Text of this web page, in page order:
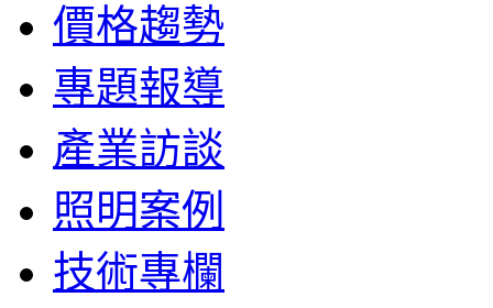
價格趨勢
專題報導
產業訪談
照明案例
技術專欄